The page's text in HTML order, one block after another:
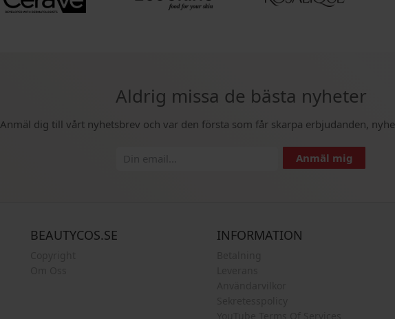
Aldrig missa de bästa nyheter
Anmäl dig till vårt nyhetsbrev och var den första som får skarpa erbjudanden,
Anmäl mig
BEAUTYCOS.SE INFORMATION